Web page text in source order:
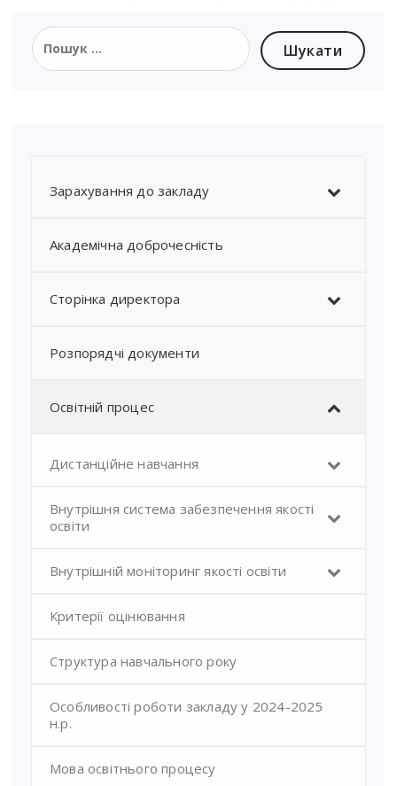
Зарахування до закладу
Академічна доброчесність
Сторінка директора
Розпорядчі документи
Освітній процес
Дистанційне навчання
Внутрішня система забезпечення якості
освіти
Внутрішній моніторинг якості освіти
Критерії оцінювання
Структура навчального року
Особливості роботи закладу у 2024-2025
н.р.
Мова освітнього процесу